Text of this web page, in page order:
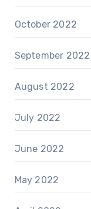
October 2022
September 2022
August 2022
July 2022
June 2022
May 2022